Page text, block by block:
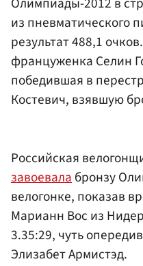
из пневматического
результат 488,1
француженка Селин
победившая в
Костевич, взявшую
Российская
завоевалабронзу
велогонке, показав
Марианн Вос из
3.35:29, чуть
Элизабет Армистэд.